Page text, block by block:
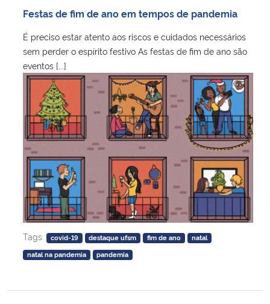
Festas de fim de ano em tempos de pandemia
É preciso estar atento aos riscos e cuidados necessários
sem perder o espírito festivo As festas de fim de ano são
eventos [...]
Tags: covid-19 destaque ufsm fim de ano
natal
natal na pandemia
pandemia